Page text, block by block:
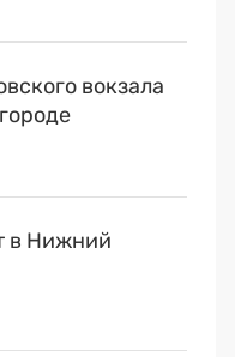
вокзала
в Нижний